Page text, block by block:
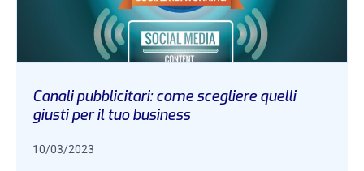
Canali pubblicitari: come scegliere quelli
giusti per il tuo business
10/03/2023